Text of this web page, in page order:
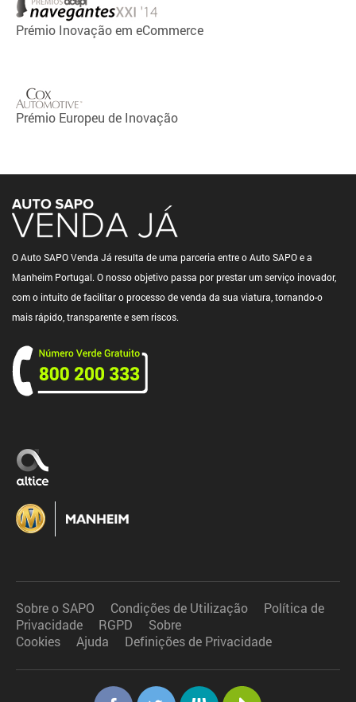
Prémio Inovação em eCommerce
Prémio Europeu de Inovação
O Auto SAPO Venda Já resulta de uma parceria entre o Auto SAPO e a
Manheim Portugal. O nosso objetivo passa por prestar um serviço inovador,
com o intuito de facilitar o processo de venda da sua viatura, tornando-o
mais rápido, transparente e sem riscos.
Sobre o SAPO Condições de Utilização
Política de
Privacidade
RGPD
Sobre
Cookies
Ajuda Definições de Privacidade